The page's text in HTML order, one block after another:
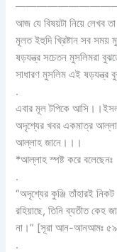
আজ যে বিষয়টা নিয়ে লেখব
মূলত ইহুদি খ্রিষ্টান সব
ষড়যন্ত্র সচেতন মুসলিমরা
সাধারণ মুসলিম এই ষড়যন্ত্র
.
এবার মূল টপিকে
অদৃশ্যের খবর একমাত্র
আল্লাহ জানে।।।
*আল্লাহ স্পষ্ট করে বলেছেনঃ
.
“অদৃশ্যের কুঞ্জি তাঁহারই নিকট
রহিয়াছে, তিনি ব্যতীত কেহ
না।” [সূরা আন-আনআমঃ
.